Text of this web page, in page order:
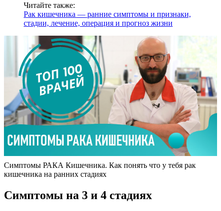
Читайте также:
Рак кишечника — ранние симптомы и признаки,
стадии, лечение, операция и прогноз жизни
Симптомы РАКА Кишечника. Как понять что у тебя рак
кишечника на ранних стадиях
Симптомы на 3 и 4 стадиях